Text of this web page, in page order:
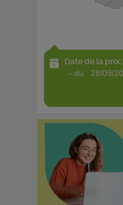
Date de la
- du 28/09/